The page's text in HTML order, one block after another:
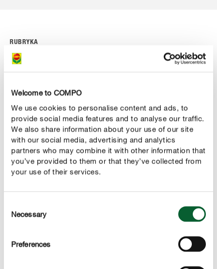
Welcome to COMPO
We use cookies to personalise content and ads, to
provide social media features and to analyse our traffic.
We also share information about your use of our site
with our social media, advertising and analytics
partners who may combine it with other information that
you’ve provided to them or that they’ve collected from
your use of their services.
Selection
Necessary
Preferences
RUBRYKA
Rośliny balkonowe i tarasowe
oazę. Istnieje wiele alternatyw, które można wykorzystać
do stworzenia bujnej zieleni i kolorowych kwiatów na
balkonie i tarasie. Przekonaj się sam!